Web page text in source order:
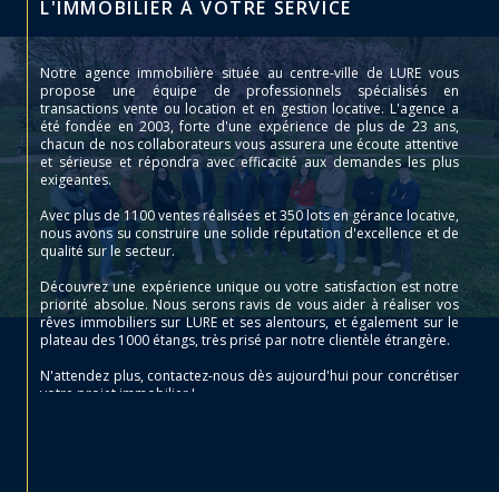
L'IMMOBILIER À VOTRE SERVICE
Notre agence immobilière située au centre-ville de LURE vous
propose une équipe de professionnels spécialisés en
transactions vente ou location et en gestion locative. L'agence a
été fondée en 2003, forte d'une expérience de plus de 23 ans,
chacun de nos collaborateurs vous assurera une écoute attentive
et sérieuse et répondra avec efficacité aux demandes les plus
exigeantes.
Avec plus de 1100 ventes réalisées et 350 lots en gérance locative,
nous avons su construire une solide réputation d'excellence et de
qualité sur le secteur.
Découvrez une expérience unique ou votre satisfaction est notre
priorité absolue. Nous serons ravis de vous aider à réaliser vos
rêves immobiliers sur LURE et ses alentours, et également sur le
plateau des 1000 étangs, très prisé par notre clientèle étrangère.
N'attendez plus, contactez-nous dès aujourd'hui pour concrétiser
votre projet immobilier !